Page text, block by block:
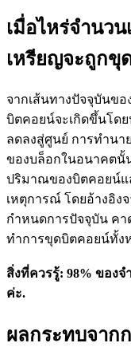
เรียนรู้ Staking
เรียนรู้เกี่ยวกับก
AI
เมื่อไหร่จำนว
เหรียญจะถูกขุ
จากเส้นทางปัจจุบันข
บิตคอยน์จะเกิดขึ้นโด
ลดลงสู่ศูนย์ การทำนา
ของบล็อกในอนาคตนั้
ปริมาณของบิตคอยน์แ
เหตุการณ์ โดยอ้างอิง
กำหนดการปัจจุบัน คา
ทำการขุดบิตคอยน์ทั้ง
สิ่งที่ควรรู้: 98% ของ
ค่ะ.
ผลกระทบจาก